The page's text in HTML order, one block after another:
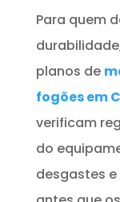
Para quem
planos de
fogões em
verificam
do
desgastes